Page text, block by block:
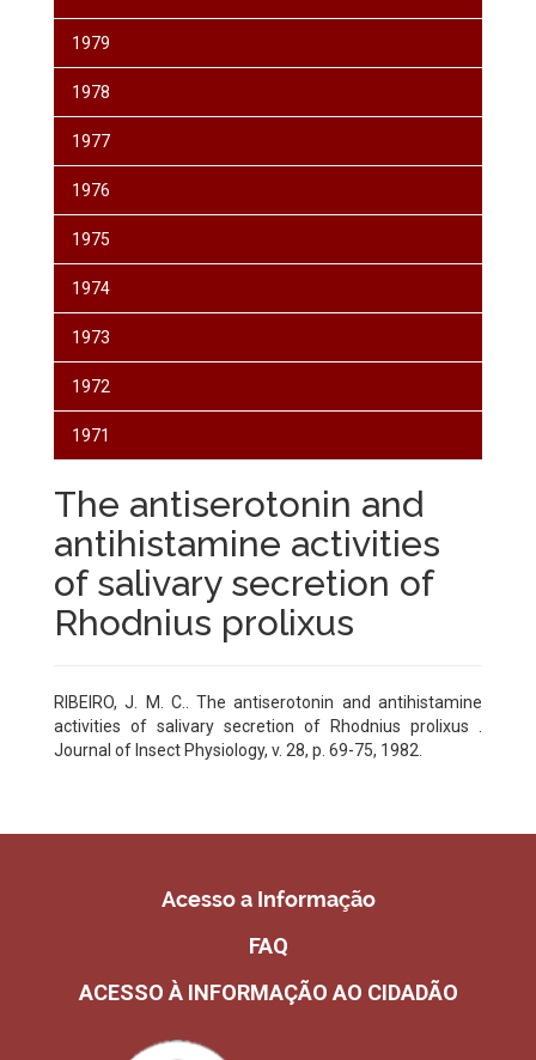
1979
1978
1977
1976
1975
1974
1973
1972
1971
The antiserotonin and
antihistamine activities
of salivary secretion of
Rhodnius prolixus
RIBEIRO, J. M. C.. The antiserotonin and antihistamine
activities of salivary secretion of Rhodnius prolixus .
Journal of Insect Physiology, v. 28, p. 69-75, 1982.
Acesso a Informação
FAQ
ACESSO À INFORMAÇÃO AO CIDADÃO